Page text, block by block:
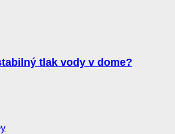
tlak vody v dome?